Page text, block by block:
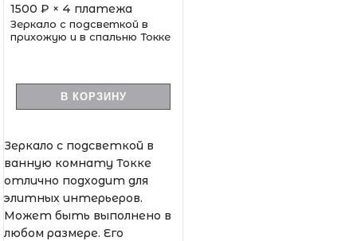
1500 ₽ × 4 платежа
Зеркало с подсветкой в
прихожую и в спальню Токке
В КОРЗИНУ
Зеркало с подсветкой в
ванную комнату Токке
отлично подходит для
элитных интерьеров.
Может быть выполнено в
любом размере. Его